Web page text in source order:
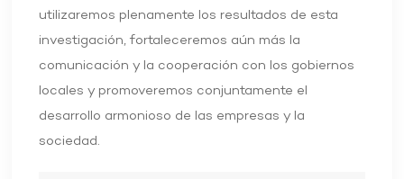
utilizaremos plenamente los resultados de esta
investigación, fortaleceremos aún más la
comunicación y la cooperación con los gobiernos
locales y promoveremos conjuntamente el
desarrollo armonioso de las empresas y la
sociedad.